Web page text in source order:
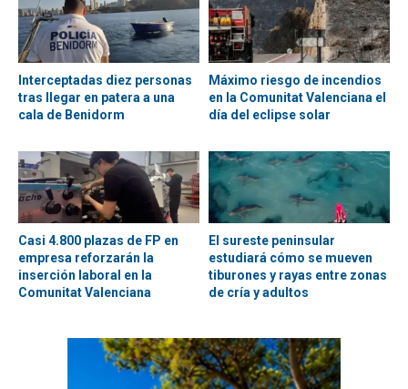
Interceptadas diez personas
tras llegar en patera a una
cala de Benidorm
Máximo riesgo de incendios
en la Comunitat Valenciana el
día del eclipse solar
Casi 4.800 plazas de FP en
empresa reforzarán la
inserción laboral en la
Comunitat Valenciana
El sureste peninsular
estudiará cómo se mueven
tiburones y rayas entre zonas
de cría y adultos